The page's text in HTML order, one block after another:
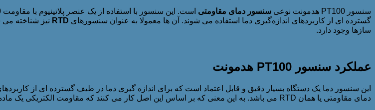
سنسور PT100 هدمونت نوعی سنسور دمای مقاومتی
گسترده ای از کاربردهای اندازه‌گیری دما استفاده می شوند. آن ها معمولا به عنوان سنسورهای RTD
سازها وجود دارد.
عملکرد سنسور PT100 هدمونت
دمای مقاومتی یا همان RTD می باشد. به این معنی که بر اساس این اصل کار می کنند که مقاومت الکتریکی یک ماده با دما تغییر می کند.